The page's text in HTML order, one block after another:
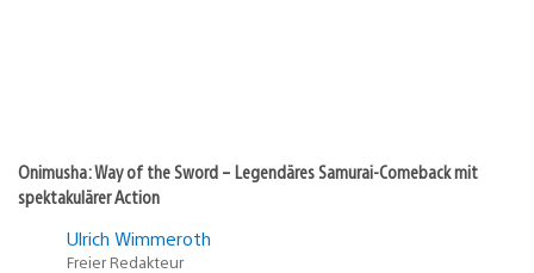
Onimusha: Way of the Sword – Legendäres Samurai-Comeback mit
spektakulärer Action
Ulrich Wimmeroth
Freier Redakteur